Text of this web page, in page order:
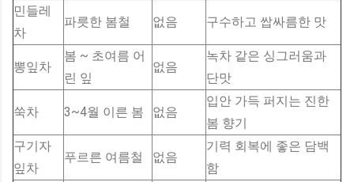
민들레
차
파릇한 봄철 없음 구수하고 쌉싸름한 맛
뽕잎차
봄 ~ 초여름 어
린 잎
없음
녹차 같은 싱그러움과
단맛
쑥차 3~4월 이른 봄 없음
입안 가득 퍼지는 진한
봄 향기
구기자
잎차
푸르른 여름철 없음
기력 회복에 좋은 담백
함